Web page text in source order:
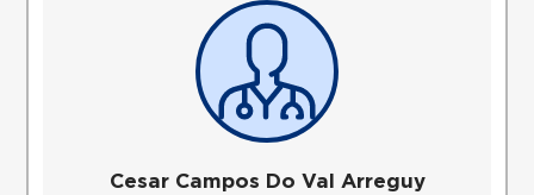
Cesar Campos Do Val Arreguy